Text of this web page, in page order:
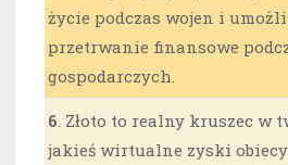
życie podczas wojen i
przetrwanie finansowe
gospodarczych.
6 . Złoto to realny kruszec w
jakieś wirtualne zyski